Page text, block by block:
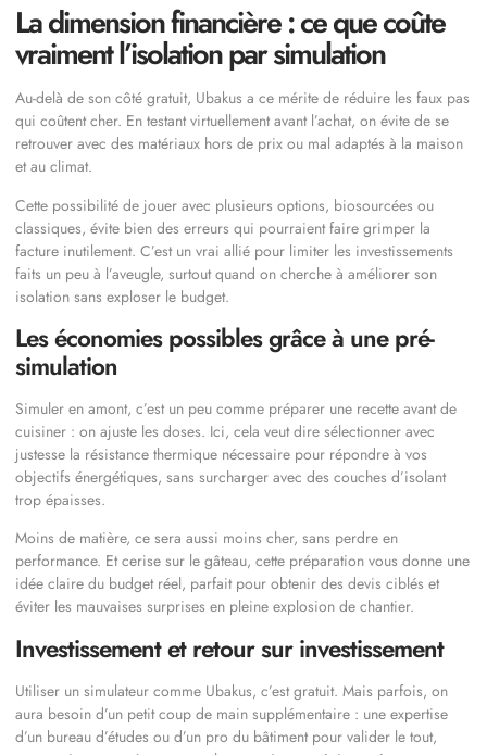
La dimension financière : ce que coûte
vraiment l’isolation par simulation
Au-delà de son côté gratuit, Ubakus a ce mérite de réduire les faux pas
qui coûtent cher. En testant virtuellement avant l’achat, on évite de se
retrouver avec des matériaux hors de prix ou mal adaptés à la maison
et au climat.
Cette possibilité de jouer avec plusieurs options, biosourcées ou
classiques, évite bien des erreurs qui pourraient faire grimper la
facture inutilement. C’est un vrai allié pour limiter les investissements
faits un peu à l’aveugle, surtout quand on cherche à améliorer son
isolation sans exploser le budget.
Les économies possibles grâce à une pré-
simulation
Simuler en amont, c’est un peu comme préparer une recette avant de
cuisiner : on ajuste les doses. Ici, cela veut dire sélectionner avec
justesse la résistance thermique nécessaire pour répondre à vos
objectifs énergétiques, sans surcharger avec des couches d’isolant
trop épaisses.
Moins de matière, ce sera aussi moins cher, sans perdre en
performance. Et cerise sur le gâteau, cette préparation vous donne une
idée claire du budget réel, parfait pour obtenir des devis ciblés et
éviter les mauvaises surprises en pleine explosion de chantier.
Investissement et retour sur investissement
Utiliser un simulateur comme Ubakus, c’est gratuit. Mais parfois, on
aura besoin d’un petit coup de main supplémentaire : une expertise
d’un bureau d’études ou d’un pro du bâtiment pour valider le tout,